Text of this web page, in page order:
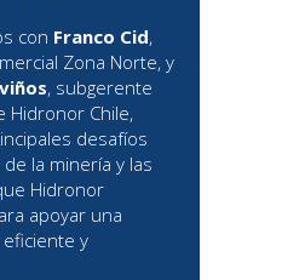
con Franco Cid,
Zona Norte, y
, subgerente
Hidronor Chile,
desafíos
la minería y las
Hidronor
apoyar una
y